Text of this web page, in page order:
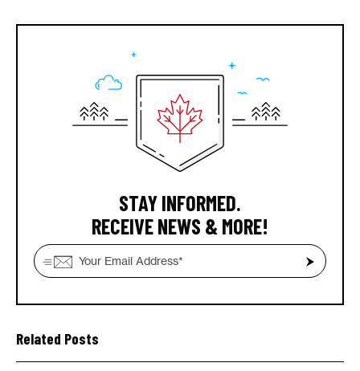
STAY INFORMED.
RECEIVE NEWS & MORE!
Related Posts